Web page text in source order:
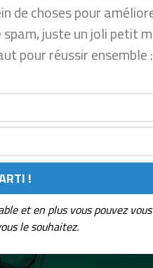
de choses pour
juste un joli petit
pour réussir ensemble
et en plus vous pouvez vous
le souhaitez.